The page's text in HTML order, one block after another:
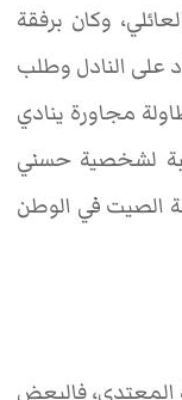
وكان برفقة
على النادل وطلب
مجاورة ينادي
لشخصية حسني
الصيت في الوطن
المعتدي، فالبعض